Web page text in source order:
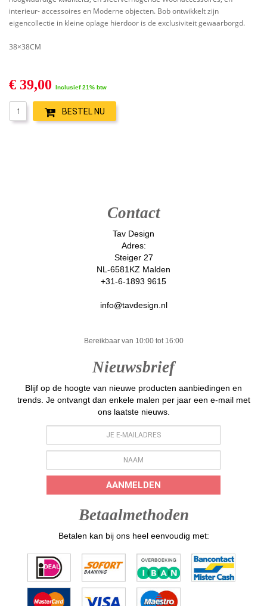
interieur- accessoires en Moderne objecten. Bob ontwikkelt zijn
eigencollectie in kleine oplage hierdoor is de exclusiviteit gewaarborgd.
38×38CM
€ 39,00 Inclusief 21% btw
BESTEL NU
Contact
Tav Design
Adres:
Steiger 27
NL-6581KZ Malden
+31-6-1893 9615
info@tavdesign.nl
Bereikbaar van 10:00 tot 16:00
Nieuwsbrief
Blijf op de hoogte van nieuwe producten aanbiedingen en
trends. Je ontvangt dan enkele malen per jaar een e-mail met
ons laatste nieuws.
AANMELDEN
Betaalmethoden
Betalen kan bij ons heel eenvoudig met: